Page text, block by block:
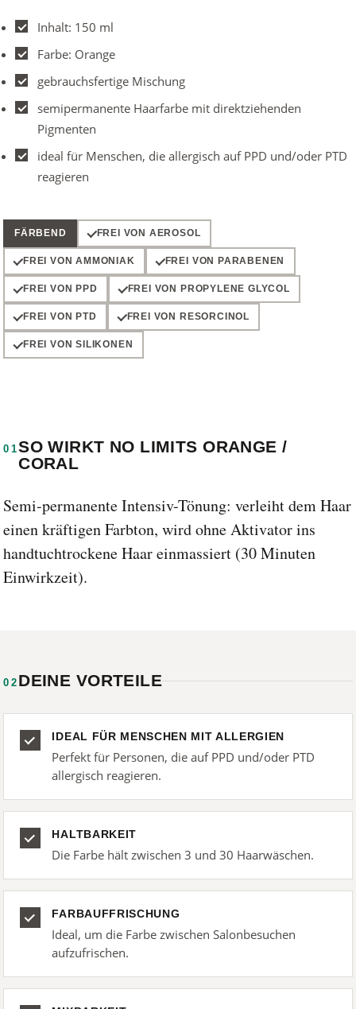
Inhalt: 150 ml
Farbe: Orange
gebrauchsfertige Mischung
semipermanente Haarfarbe mit direktziehenden
Pigmenten
ideal für Menschen, die allergisch auf PPD und/oder PTD
reagieren
FÄRBEND FREI VON AEROSOL
FREI VON AMMONIAK FREI VON PARABENEN
FREI VON PPD FREI VON PROPYLENE GLYCOL
FREI VON PTD FREI VON RESORCINOL
FREI VON SILIKONEN
01SO WIRKT NO LIMITS ORANGE /
CORAL
Semi-permanente Intensiv-Tönung: verleiht dem Haar
einen kräftigen Farbton, wird ohne Aktivator ins
handtuchtrockene Haar einmassiert (30 Minuten
Einwirkzeit).
02 DEINE VORTEILE
IDEAL FÜR MENSCHEN MIT ALLERGIEN
Perfekt für Personen, die auf PPD und/oder PTD
allergisch reagieren.
HALTBARKEIT
Die Farbe hält zwischen 3 und 30 Haarwäschen.
FARBAUFFRISCHUNG
Ideal, um die Farbe zwischen Salonbesuchen
aufzufrischen.